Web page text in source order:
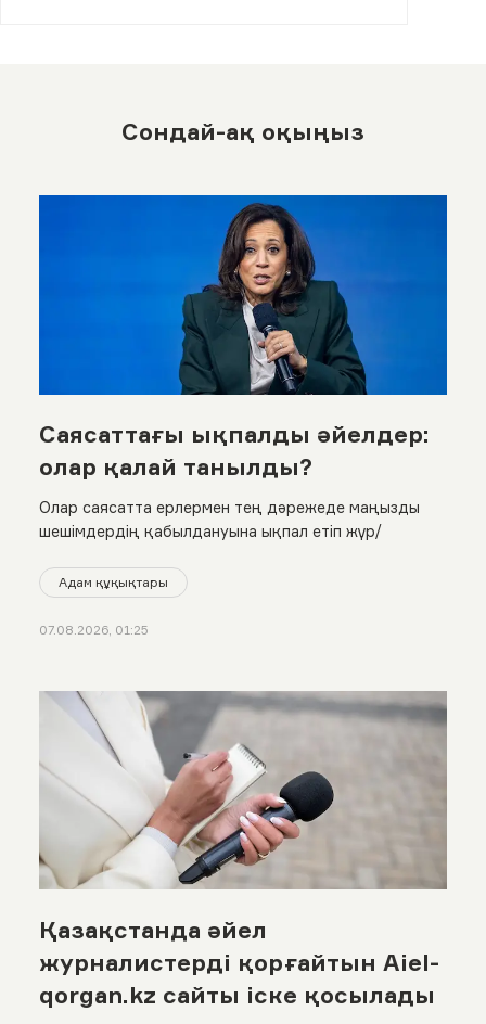
Сондай-ақ оқыңыз
Саясаттағы ықпалды әйелдер:
олар қалай танылды?
Олар саясатта ерлермен тең дәрежеде маңызды
шешімдердің қабылдануына ықпал етіп жүр/
Адам құқықтары
07.08.2026, 01:25
Қазақстанда әйел
журналистерді қорғайтын Aiel-
qorgan.kz сайты іске қосылады